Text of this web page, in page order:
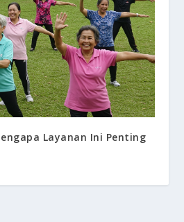
Layanan Ini Penting